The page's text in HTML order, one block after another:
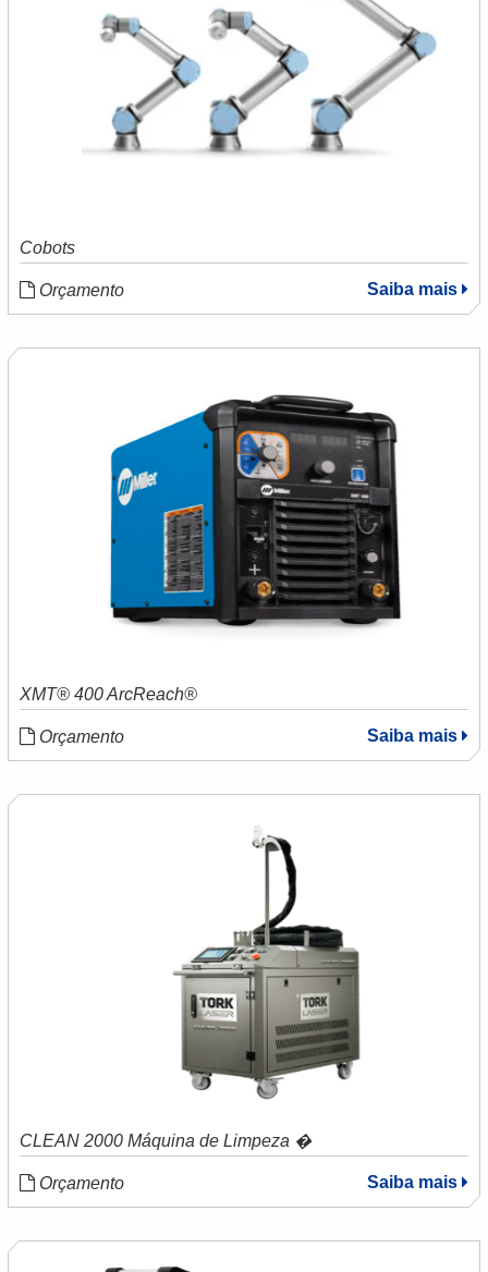
Cobots
Orçamento Saiba mais
XMT® 400 ArcReach®
Orçamento Saiba mais
CLEAN 2000 Máquina de Limpeza �
Orçamento Saiba mais